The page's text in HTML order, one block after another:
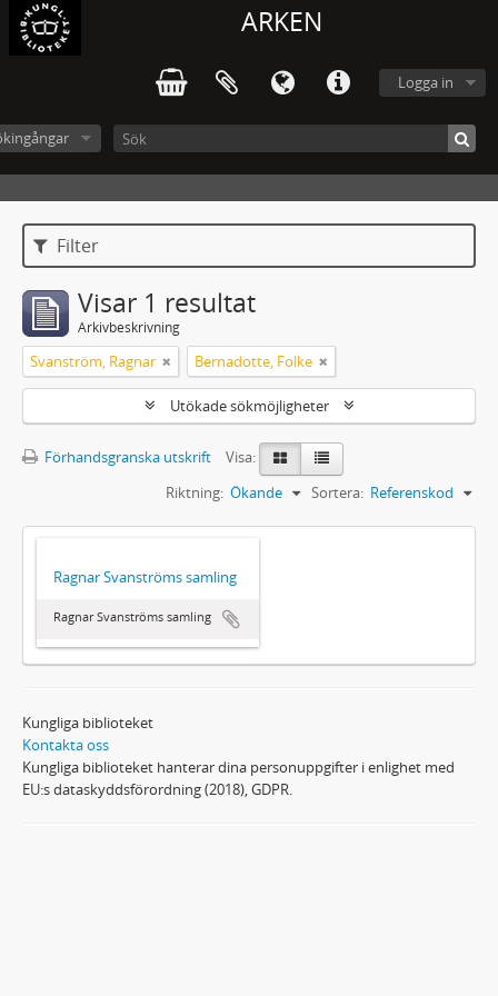
ARKEN
Logga in
Filter
Visar 1 resultat
Arkivbeskrivning
Svanström, Ragnar Bernadotte, Folke
Utökade sökmöjligheter
Förhandsgranska utskrift
Visa:
Sortera: Referenskod
Riktning: Ökande
Ragnar Svanströms samling
Ragnar Svanströms samling
Kungliga biblioteket
Kontakta oss
Kungliga biblioteket hanterar dina personuppgifter i enlighet med
EU:s dataskyddsförordning (2018), GDPR.